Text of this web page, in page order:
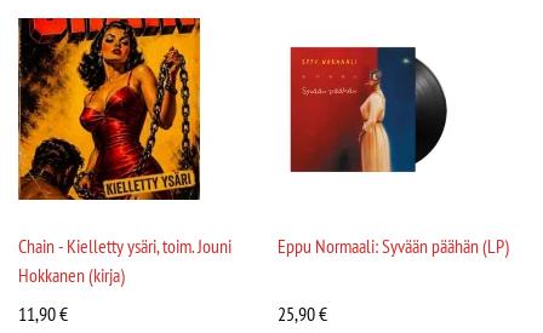
Chain - Kielletty ysäri, toim. Jouni
Hokkanen (kirja)
11,90€
Eppu Normaali: Syvään päähän (LP)
25,90€